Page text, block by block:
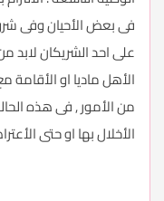
فى بعض الأحيان وفى
على احد الشريكان لابد
الأهل ماديا او
من الأمور , فى هذه
الأخلال بها او حتى